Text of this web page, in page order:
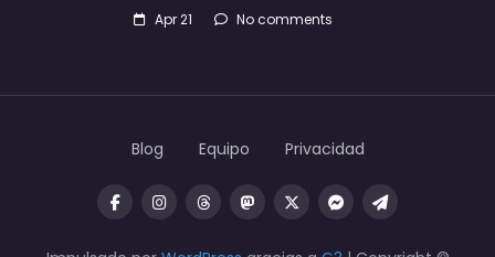
Apr 21 No comments
Blog Equipo Privacidad